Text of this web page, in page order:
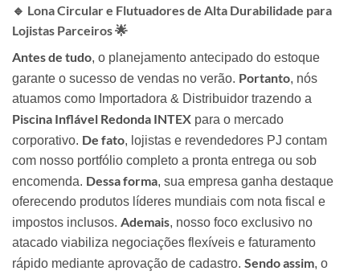
🔹 Lona Circular e Flutuadores de Alta Durabilidade para
Lojistas Parceiros 🌟
Antes de tudo, o planejamento antecipado do estoque
garante o sucesso de vendas no verão. Portanto, nós
atuamos como Importadora & Distribuidor trazendo a
Piscina Inflável Redonda INTEX para o mercado
corporativo. De fato, lojistas e revendedores PJ contam
com nosso portfólio completo a pronta entrega ou sob
encomenda. Dessa forma, sua empresa ganha destaque
oferecendo produtos líderes mundiais com nota fiscal e
impostos inclusos. Ademais, nosso foco exclusivo no
atacado viabiliza negociações flexíveis e faturamento
rápido mediante aprovação de cadastro. Sendo assim, o